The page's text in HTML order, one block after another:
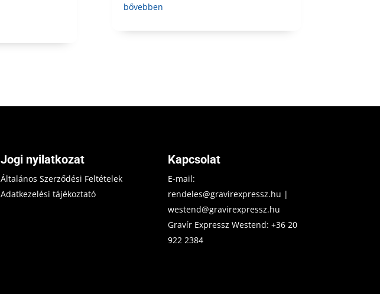
bővebben
Jogi nyilatkozat
Általános Szerződési Feltételek
Adatkezelési tájékoztató
Kapcsolat
E-mail:
rendeles@gravirexpressz.hu |
westend@gravirexpressz.hu
Gravír Expressz Westend:+36 20
922 2384